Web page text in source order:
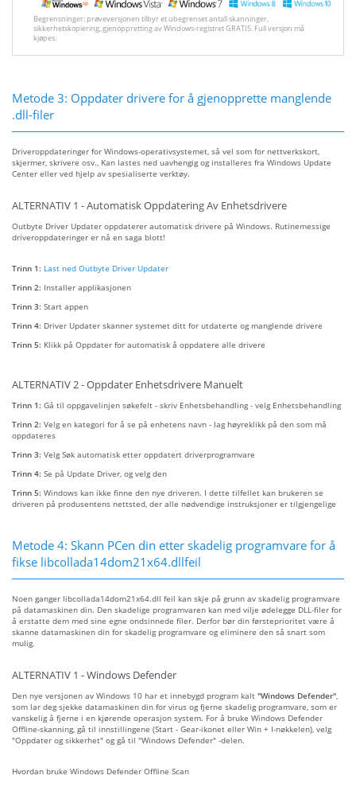
Begrensninger: prøveversjonen tilbyr et ubegrenset antall skanninger,
sikkerhetskopiering, gjenoppretting av Windows-registret GRATIS. Full versjon må
kjøpes.
Metode 3: Oppdater drivere for å gjenopprette manglende
.dll-filer
Driveroppdateringer for Windows-operativsystemet, så vel som for nettverkskort,
skjermer, skrivere osv., Kan lastes ned uavhengig og installeres fra Windows Update
Center eller ved hjelp av spesialiserte verktøy.
ALTERNATIV 1 - Automatisk Oppdatering Av Enhetsdrivere
Outbyte Driver Updater oppdaterer automatisk drivere på Windows. Rutinemessige
driveroppdateringer er nå en saga blott!
Trinn 1: Last ned Outbyte Driver Updater
Trinn 2: Installer applikasjonen
Trinn 3: Start appen
Trinn 4: Driver Updater skanner systemet ditt for utdaterte og manglende drivere
Trinn 5: Klikk på Oppdater for automatisk å oppdatere alle drivere
ALTERNATIV 2 - Oppdater Enhetsdrivere Manuelt
Trinn 1: Gå til oppgavelinjen søkefelt - skriv Enhetsbehandling - velg Enhetsbehandling
Trinn 2: Velg en kategori for å se på enhetens navn - lag høyreklikk på den som må
oppdateres
Trinn 3: Velg Søk automatisk etter oppdatert driverprogramvare
Trinn 4: Se på Update Driver, og velg den
Trinn 5: Windows kan ikke finne den nye driveren. I dette tilfellet kan brukeren se
driveren på produsentens nettsted, der alle nødvendige instruksjoner er tilgjengelige
Metode 4: Skann PCen din etter skadelig programvare for å
fikse libcollada14dom21x64.dllfeil
Noen ganger libcollada14dom21x64.dll feil kan skje på grunn av skadelig programvare
på datamaskinen din. Den skadelige programvaren kan med vilje ødelegge DLL-filer for
å erstatte dem med sine egne ondsinnede filer. Derfor bør din førsteprioritet være å
skanne datamaskinen din for skadelig programvare og eliminere den så snart som
mulig.
ALTERNATIV 1 - Windows Defender
Den nye versjonen av Windows 10 har et innebygd program kalt "Windows Defender"
som lar deg sjekke datamaskinen din for virus og fjerne skadelig programvare, som er
vanskelig å fjerne i en kjørende operasjon system. For å bruke Windows Defender
Offline-skanning, gå til innstillingene (Start - Gear-ikonet eller Win + I-nøkkelen), velg
"Oppdater og sikkerhet" og gå til "Windows Defender" -delen.
Hvordan bruke Windows Defender Offline Scan